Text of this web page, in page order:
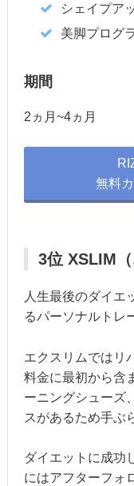
シェイプア
美脚プログ
期間
2ヵ月~4ヵ月
無料
3位 XSLIM（
人生最後のダイエ
るパーソナルトレ
エクスリムではリ
料金に最初から含
ーニングシューズ
スがあるため手ぶ
ダイエットに成功
にはアフターフォ